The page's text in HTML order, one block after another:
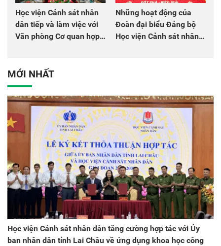
Học viện Cảnh sát nhân
dân tiếp và làm việc với
Văn phòng Cơ quan hợp
Những hoạt động của
Đoàn đại biểu Đảng bộ
Học viện Cảnh sát nhân
MỚI NHẤT
Học viện Cảnh sát nhân dân tăng cường hợp tác với Ủy
ban nhân dân tỉnh Lai Châu về ứng dụng khoa học công